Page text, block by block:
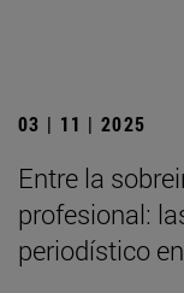
03 | 11 | 2025
Entre la
profesional:
periodístico